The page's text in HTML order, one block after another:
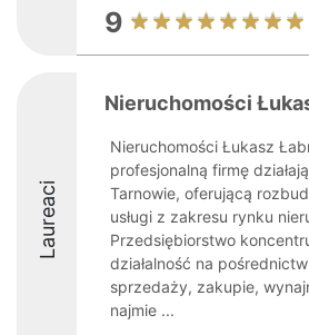
9
Laureaci
Nieruchomości
Nieruchomości Łukasz
profesjonalną firmę
Tarnowie, oferującą
usługi z zakresu rynku
Przedsiębiorstwo
działalność na
sprzedaży, zakupie,
najmie ...